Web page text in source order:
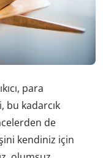
para
bu kadarcık
de
kendiniz için